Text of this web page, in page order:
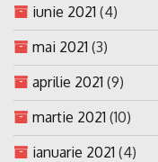
iunie 2021 (4)
mai 2021 (3)
aprilie 2021 (9)
martie 2021 (10)
ianuarie 2021 (4)